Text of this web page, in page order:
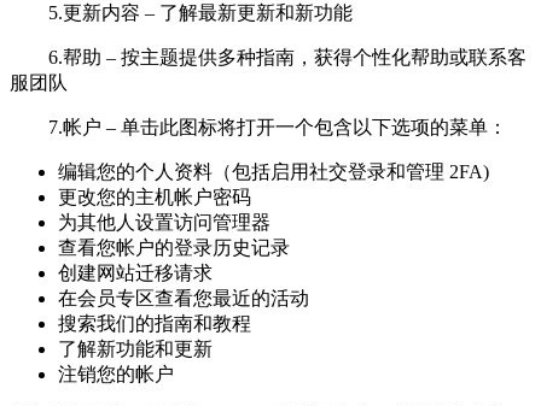
5.更新内容 – 了解最新更新和新功能
6.帮助 – 按主题提供多种指南，获得个性化帮助或联系客
服团队
7.帐户 – 单击此图标将打开一个包含以下选项的菜单：
编辑您的个人资料（包括启用社交登录和管理 2FA)
更改您的主机帐户密码
为其他人设置访问管理器
查看您帐户的登录历史记录
创建网站迁移请求
在会员专区查看您最近的活动
搜索我们的指南和教程
了解新功能和更新
注销您的帐户